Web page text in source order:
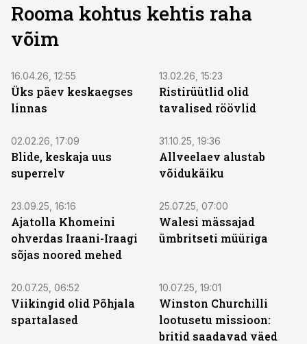
Rooma kohtus kehtis raha
võim
16.04.26, 12:55
Üks päev keskaegses
linnas
13.02.26, 15:23
Ristirüütlid olid
tavalised röövlid
02.02.26, 17:09
Blide, keskaja uus
superrelv
31.10.25, 19:36
Allveelaev alustab
võidukäiku
23.09.25, 16:16
Ajatolla Khomeini
ohverdas Iraani-Iraagi
sõjas noored mehed
25.07.25, 07:00
Walesi mässajad
ümbritseti müüriga
20.07.25, 06:52
Viikingid olid Põhjala
spartalased
10.07.25, 19:01
Winston Churchilli
lootusetu missioon:
britid saadavad väed